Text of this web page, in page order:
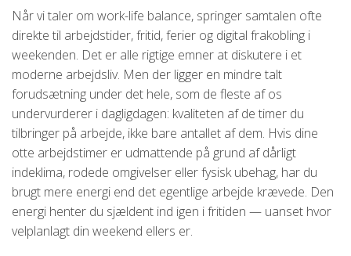
Når vi taler om work-life balance, springer samtalen ofte
direkte til arbejdstider, fritid, ferier og digital frakobling i
weekenden. Det er alle rigtige emner at diskutere i et
moderne arbejdsliv. Men der ligger en mindre talt
forudsætning under det hele, som de fleste af os
undervurderer i dagligdagen: kvaliteten af de timer du
tilbringer på arbejde, ikke bare antallet af dem. Hvis dine
otte arbejdstimer er udmattende på grund af dårligt
indeklima, rodede omgivelser eller fysisk ubehag, har du
brugt mere energi end det egentlige arbejde krævede. Den
energi henter du sjældent ind igen i fritiden — uanset hvor
velplanlagt din weekend ellers er.